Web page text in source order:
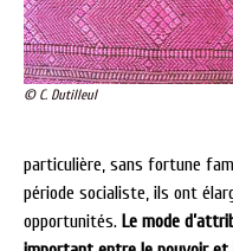
© C. Dutilleul
particulière, sans fortune
période socialiste, ils ont
opportunités. Le mode